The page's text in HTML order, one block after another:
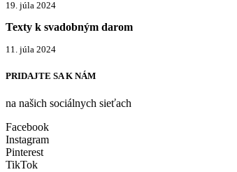
19. júla 2024
Texty k svadobným darom
11. júla 2024
PRIDAJTE SA K NÁM
na našich sociálnych sieťach
Facebook
Instagram
Pinterest
TikTok